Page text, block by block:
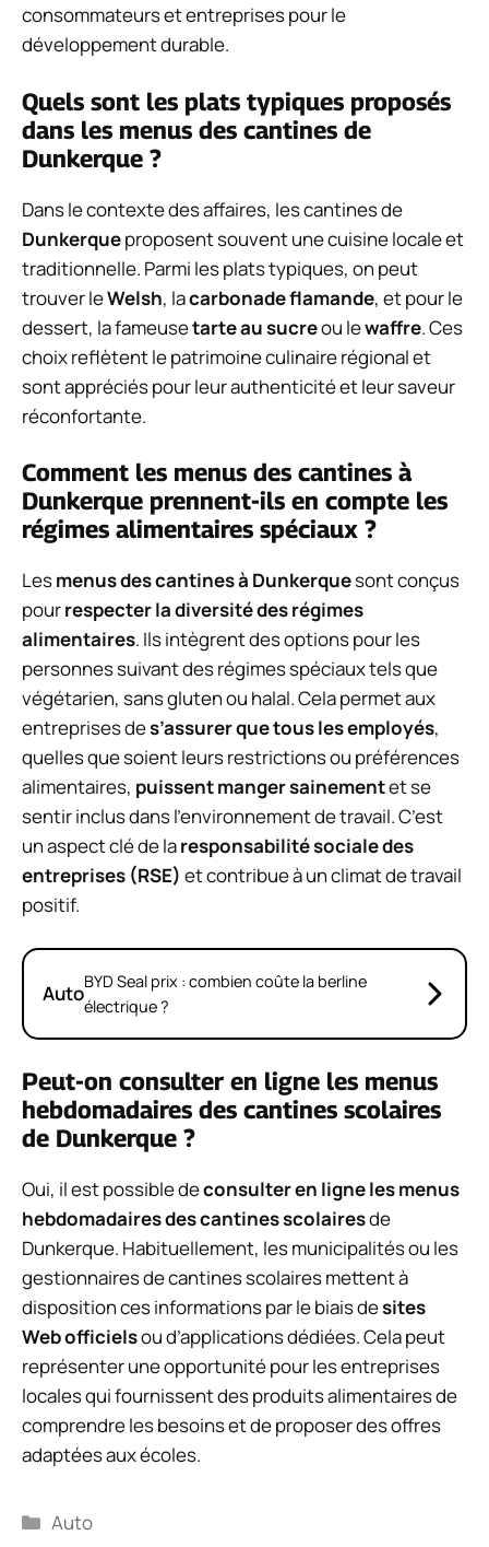
consommateurs et entreprises pour le
développement durable.
Quels sont les plats typiques proposés
dans les menus des cantines de
Dunkerque ?
Dans le contexte des affaires, les cantines de
Dunkerqueproposent souvent une cuisine locale et
traditionnelle. Parmi les plats typiques, on peut
trouver leWelsh, lacarbonade flamande, et pour le
dessert, la fameusetarte au sucreou lewaffre. Ces
choix reflètent le patrimoine culinaire régional et
sont appréciés pour leur authenticité et leur saveur
réconfortante.
Comment les menus des cantines à
Dunkerque prennent-ils en compte les
régimes alimentaires spéciaux ?
Lesmenus des cantines à Dunkerquesont conçus
pourrespecter la diversité des régimes
alimentaires. Ils intègrent des options pour les
personnes suivant des régimes spéciaux tels que
végétarien, sans gluten ou halal. Cela permet aux
entreprises des’assurer que tous les employés,
quelles que soient leurs restrictions ou préférences
alimentaires, puissent manger sainementet se
sentir inclus dans l’environnement de travail. C’est
un aspect clé de laresponsabilité sociale des
entreprises (RSE) et contribue à un climat de travail
positif.
AutoBYD Seal prix : combien coûte la berline
électrique ?
Peut-on consulter en ligne les menus
hebdomadaires des cantines scolaires
de Dunkerque ?
Oui, il est possible deconsulter en ligne les menus
hebdomadaires des cantines scolairesde
Dunkerque. Habituellement, les municipalités ou les
gestionnaires de cantines scolaires mettent à
disposition ces informations par le biais desites
Web officielsou d’applications dédiées. Cela peut
représenter une opportunité pour les entreprises
locales qui fournissent des produits alimentaires de
comprendre les besoins et de proposer des offres
adaptées aux écoles.
Catégories
Auto